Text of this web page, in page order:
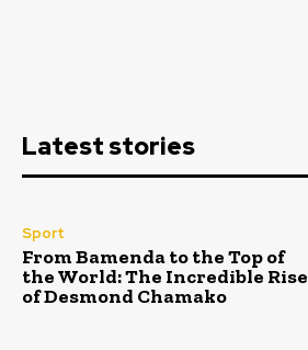
Latest stories
Sport
From Bamenda to the Top of
the World: The Incredible Rise
of Desmond Chamako